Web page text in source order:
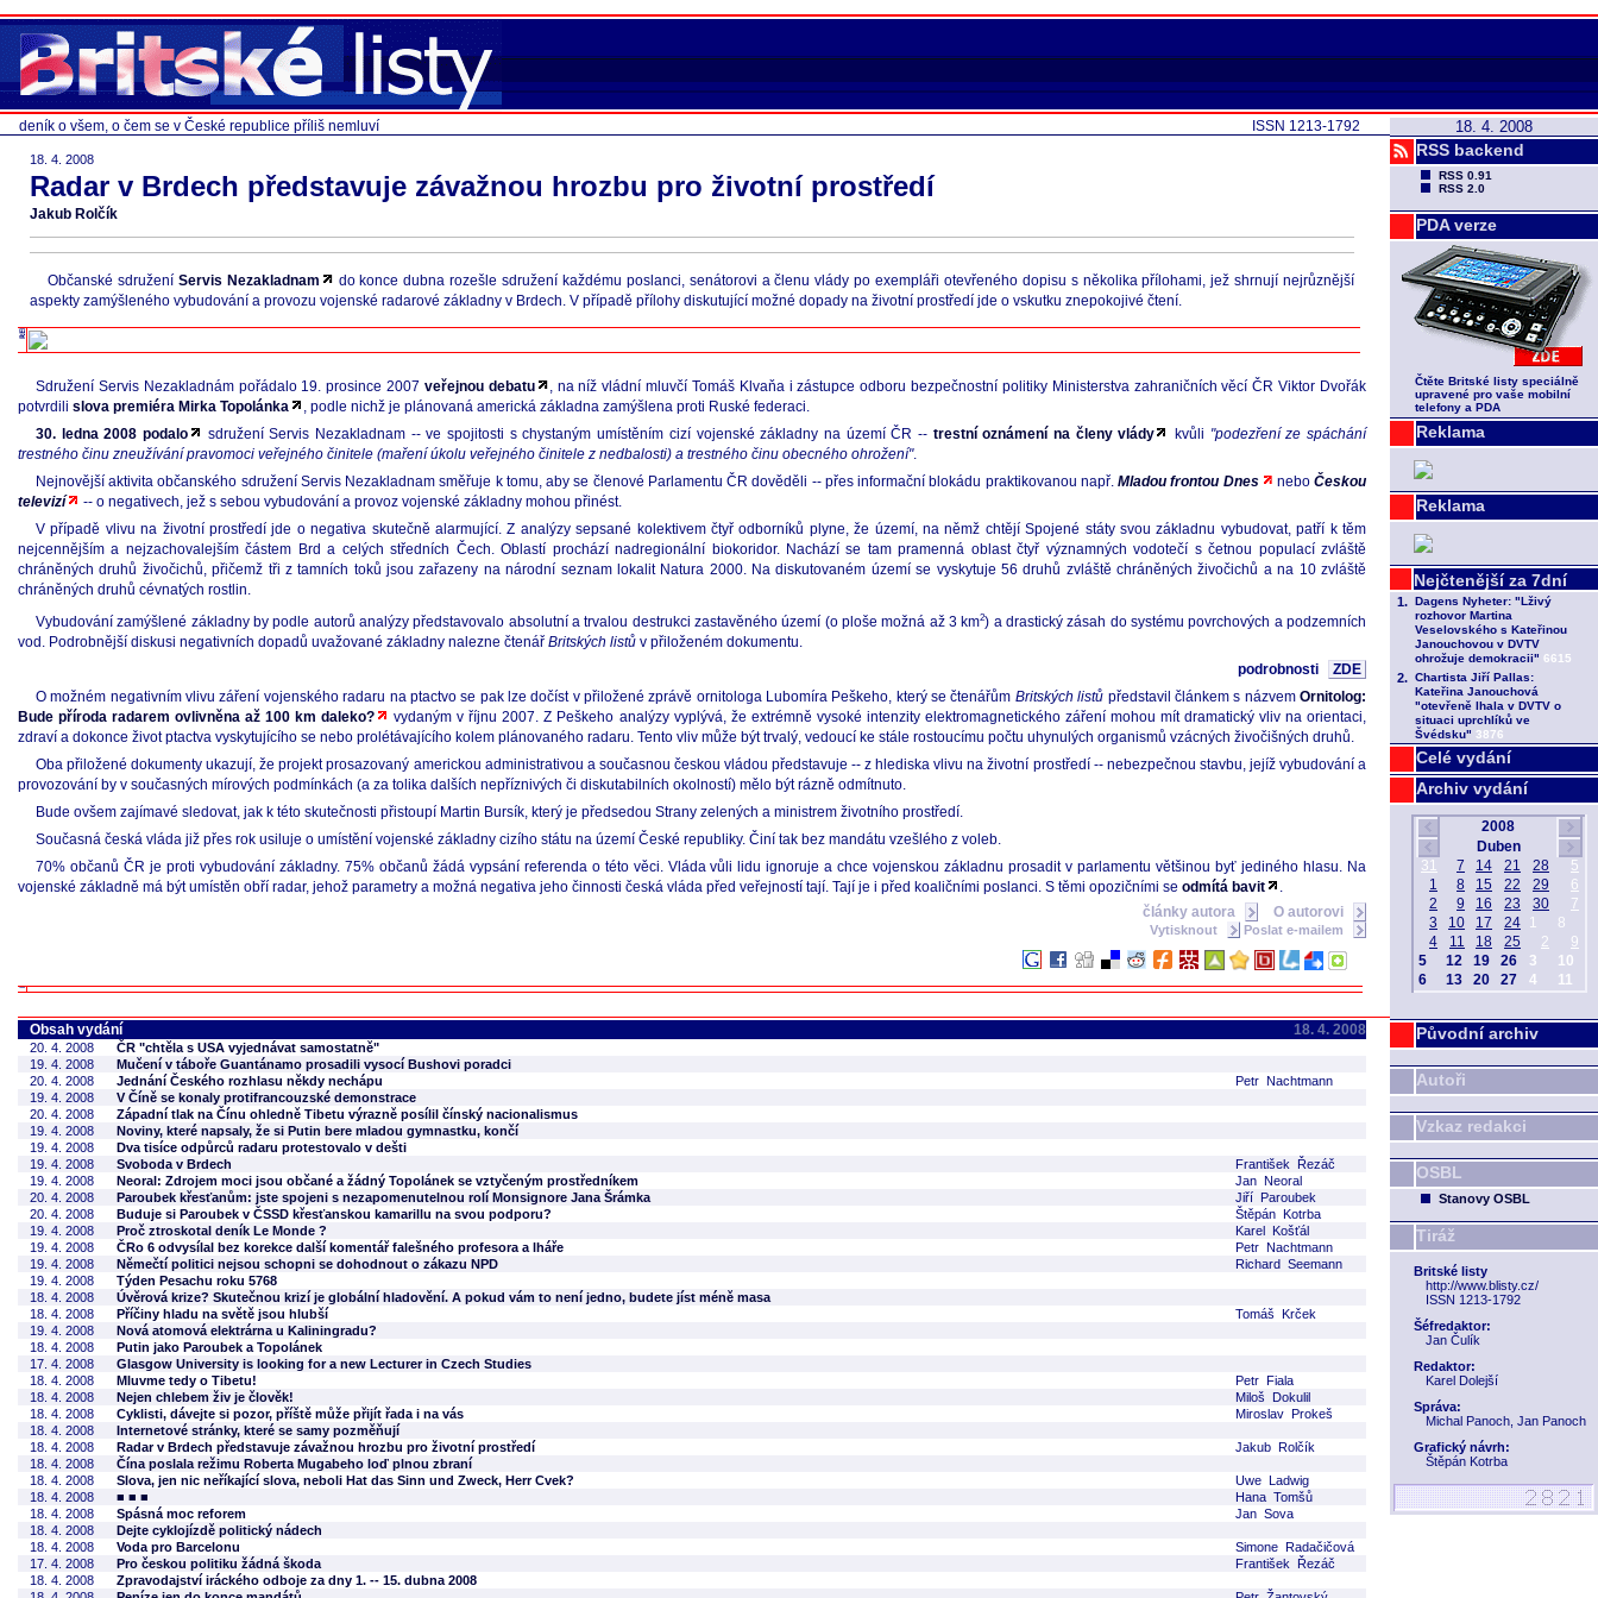
18. 4. 2008
RSS backend
RSS 0.91
RSS 2.0
PDA verze
Čtěte Britské listy speciálně
upravené pro vaše mobilní
telefony a PDA
Reklama
Reklama
Celé vydání
Archiv vydání
Původní archiv
Autoři
Vzkaz redakci
OSBL
Stanovy OSBL
Tiráž
Britské listy
http://www.blisty.cz/
ISSN 1213-1792
Šéfredaktor:
Jan Čulík
Redaktor:
Karel Dolejší
Správa:
Michal Panoch, Jan Panoch
Grafický návrh:
Štěpán Kotrba
ISSN 1213-1792
deník o všem, o čem se v České republice příliš nemluví
18. 4. 2008
Radar v Brdech představuje závažnou hrozbu pro životní prostředí
Jakub Rolčík
Občanské sdružení Servis Nezakladnam
do konce dubna rozešle sdružení každému poslanci, senátorovi a členu vlády po exempláři otevřeného dopisu s několika přílohami, jež shrnují nejrůznější
aspekty zamýšleného vybudování a provozu vojenské radarové základny v Brdech. V případě přílohy diskutující možné dopady na životní prostředí jde o vskutku znepokojivé čtení.
Sdružení Servis Nezakladnám pořádalo 19. prosince 2007 veřejnou debatu
, na níž vládní mluvčí Tomáš Klvaňa i zástupce odboru bezpečnostní politiky Ministerstva zahraničních věcí ČR Viktor Dvořák
potvrdili slova premiéra Mirka Topolánka
, podle nichž je plánovaná americká základna zamýšlena proti Ruské federaci.
30. ledna 2008 podalo
sdružení Servis Nezakladnam -- ve spojitosti s chystaným umístěním cizí vojenské základny na území ČR -- trestní oznámení na členy vlády kvůli "podezření ze spáchání
trestného činu zneužívání pravomoci veřejného činitele (maření úkolu veřejného činitele z nedbalosti) a trestného činu obecného ohrožení".
Nejnovější aktivita občanského sdružení Servis Nezakladnam směřuje k tomu, aby se členové Parlamentu ČR dověděli -- přes informační blokádu praktikovanou např.Mladou frontou Dnes neboČeskou
televizí
-- o negativech, jež s sebou vybudování a provoz vojenské základny mohou přinést.
V případě vlivu na životní prostředí jde o negativa skutečně alarmující. Z analýzy sepsané kolektivem čtyř odborníků plyne, že území, na němž chtějí Spojené státy svou základnu vybudovat, patří k těm
nejcennějším a nejzachovalejším částem Brd a celých středních Čech. Oblastí prochází nadregionální biokoridor. Nachází se tam pramenná oblast čtyř významných vodotečí s četnou populací zvláště
chráněných druhů živočichů, přičemž tři z tamních toků jsou zařazeny na národní seznam lokalit Natura 2000. Na diskutovaném území se vyskytuje 56 druhů zvláště chráněných živočichů a na 10 zvláště
chráněných druhů cévnatých rostlin.
Vybudování zamýšlené základny by podle autorů analýzy představovalo absolutní a trvalou destrukci zastavěného území (o ploše možná až 3 km2) a drastický zásah do systému povrchových a podzemních
vod. Podrobnější diskusi negativních dopadů uvažované základny nalezne čtenář Britských listů v přiloženém dokumentu.
podrobnosti
ZDE
O možném negativním vlivu záření vojenského radaru na ptactvo se pak lze dočíst v přiložené zprávě ornitologa Lubomíra Peškeho, který se čtenářům Britských listů představil článkem s názvemOrnitolog:
Bude příroda radarem ovlivněna až 100 km daleko?
vydaným v říjnu 2007. Z Peškeho analýzy vyplývá, že extrémně vysoké intenzity elektromagnetického záření mohou mít dramatický vliv na orientaci,
zdraví a dokonce život ptactva vyskytujícího se nebo prolétávajícího kolem plánovaného radaru. Tento vliv může být trvalý, vedoucí ke stále rostoucímu počtu uhynulých organismů vzácných živočišných druhů.
Oba přiložené dokumenty ukazují, že projekt prosazovaný americkou administrativou a současnou českou vládou představuje -- z hlediska vlivu na životní prostředí -- nebezpečnou stavbu, jejíž vybudování a
provozování by v současných mírových podmínkách (a za tolika dalších nepříznivých či diskutabilních okolností) mělo být rázně odmítnuto.
Bude ovšem zajímavé sledovat, jak k této skutečnosti přistoupí Martin Bursík, který je předsedou Strany zelených a ministrem životního prostředí.
Současná česká vláda již přes rok usiluje o umístění vojenské základny cizího státu na území České republiky. Činí tak bez mandátu vzešlého z voleb.
70% občanů ČR je proti vybudování základny. 75% občanů žádá vypsání referenda o této věci. Vláda vůli lidu ignoruje a chce vojenskou základnu prosadit v parlamentu většinou byť jediného hlasu. Na
vojenské základně má být umístěn obří radar, jehož parametry a možná negativa jeho činnosti česká vláda před veřejností tají. Tají je i před koaličními poslanci. S těmi opozičními se odmítá bavit
.
články autora
O autorovi
Vytisknout Poslat e-mailem
Obsah vydání 18. 4. 2008
20. 4. 2008
ČR "chtěla s USA vyjednávat samostatně"
19. 4. 2008
Mučení v táboře Guantánamo prosadili vysocí Bushovi poradci
20. 4. 2008
Jednání Českého rozhlasu někdy nechápu
Petr Nachtmann
19. 4. 2008
V Číně se konaly protifrancouzské demonstrace
20. 4. 2008
Západní tlak na Čínu ohledně Tibetu výrazně posílil čínský nacionalismus
19. 4. 2008
Noviny, které napsaly, že si Putin bere mladou gymnastku, končí
19. 4. 2008
Dva tisíce odpůrců radaru protestovalo v dešti
19. 4. 2008
Svoboda v Brdech
František Řezáč
19. 4. 2008
Neoral: Zdrojem moci jsou občané a žádný Topolánek se vztyčeným prostředníkem
Jan Neoral
20. 4. 2008
Paroubek křesťanům: jste spojeni s nezapomenutelnou rolí Monsignore Jana Šrámka
Jiří Paroubek
20. 4. 2008
Buduje si Paroubek v ČSSD křesťanskou kamarillu na svou podporu?
Štěpán Kotrba
19. 4. 2008
Proč ztroskotal deník Le Monde ?
Karel Košťál
19. 4. 2008
ČRo 6 odvysílal bez korekce další komentář falešného profesora a lháře
Petr Nachtmann
19. 4. 2008
Němečtí politici nejsou schopni se dohodnout o zákazu NPD
Richard Seemann
19. 4. 2008
Týden Pesachu roku 5768
18. 4. 2008
Úvěrová krize? Skutečnou krizí je globální hladovění. A pokud vám to není jedno, budete jíst méně masa
18. 4. 2008
Příčiny hladu na světě jsou hlubší
Tomáš Krček
19. 4. 2008
Nová atomová elektrárna u Kaliningradu?
18. 4. 2008
Putin jako Paroubek a Topolánek
17. 4. 2008
Glasgow University is looking for a new Lecturer in Czech Studies
18. 4. 2008
Mluvme tedy o Tibetu!
Petr Fiala
18. 4. 2008
Nejen chlebem živ je člověk!
Miloš Dokulil
18. 4. 2008
Cyklisti, dávejte si pozor, příště může přijít řada i na vás
Miroslav Prokeš
18. 4. 2008
Internetové stránky, které se samy pozměňují
18. 4. 2008
Radar v Brdech představuje závažnou hrozbu pro životní prostředí
Jakub Rolčík
18. 4. 2008
Čína poslala režimu Roberta Mugabeho loď plnou zbraní
18. 4. 2008
Slova, jen nic neříkající slova, neboli Hat das Sinn und Zweck, Herr Cvek?
Uwe Ladwig
18. 4. 2008
■ ■ ■
Hana Tomšů
18. 4. 2008
Spásná moc reforem
Jan Sova
18. 4. 2008
Dejte cyklojízdě politický nádech
18. 4. 2008
Voda pro Barcelonu
Simone Radačičová
17. 4. 2008
Pro českou politiku žádná škoda
František Řezáč
18. 4. 2008
Zpravodajství iráckého odboje za dny 1. -- 15. dubna 2008